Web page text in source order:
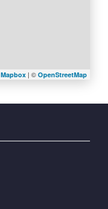
Mapbox | © OpenStreetMap